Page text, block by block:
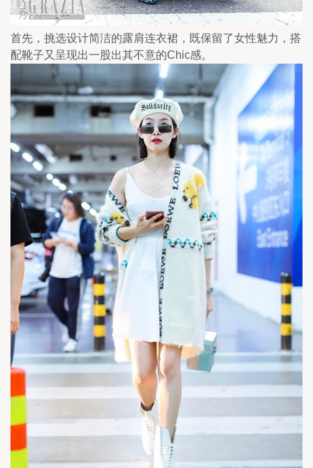
首先，挑选设计简洁的露肩连衣裙，既保留了女性魅力，搭
配靴子又呈现出一股出其不意的Chic感。